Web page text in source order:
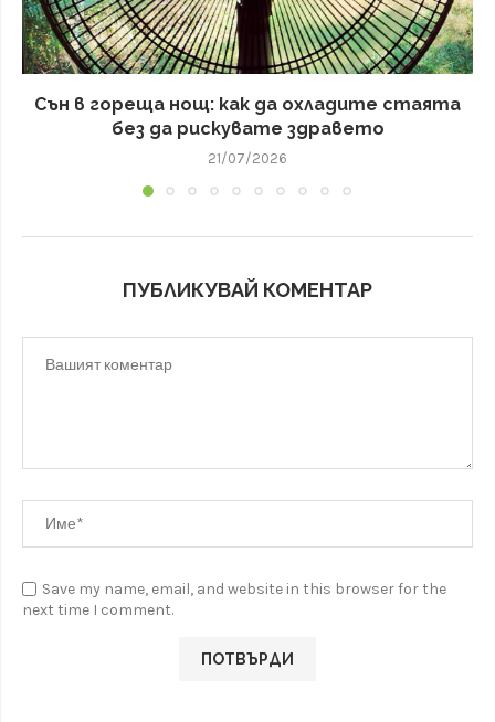
Сън в гореща нощ: как да охладите стаята
без да рискувате здравето
21/07/2026
ПУБЛИКУВАЙ КОМЕНТАР
Save my name, email, and website in this browser for the
next time I comment.